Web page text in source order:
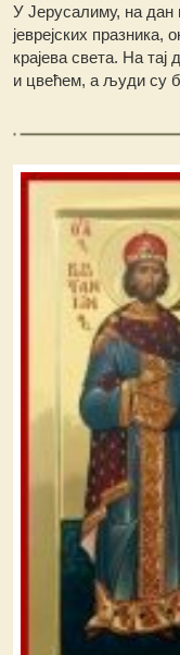
У Јерусалиму, на дан
јеврејских
крајева света. На
и цвећем, а људи су